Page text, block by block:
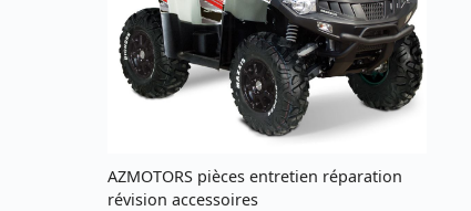
AZMOTORS pièces entretien réparation
révision accessoires